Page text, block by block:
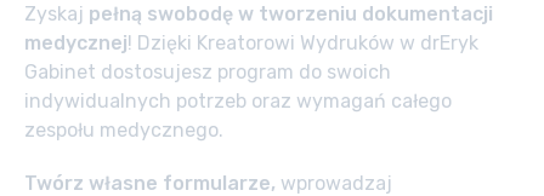
Zyskaj pełną swobodę w tworzeniu dokumentacji
medycznej! Dzięki Kreatorowi Wydruków w drEryk
Gabinet dostosujesz program do swoich
indywidualnych potrzeb oraz wymagań całego
zespołu medycznego.
Twórz własne formularze, wprowadzaj